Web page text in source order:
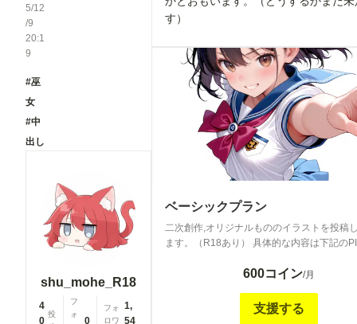
5/12
/9
20:1
9
#巫
女
#中
出し
shu_mohe_R18
4
0
投
フ
ォ
0
フォ
ロワ
1,
54
す）
ベーシックプラン
二次創作,オリジナルもののイラストを投稿
ます。（R18あり） 具体的な内容は下記の
ラストを投稿していきます。
ど投稿予定。（R18あり） （リクエストは
スドプランでのみ受け付けます）
600コイン/月
支援する